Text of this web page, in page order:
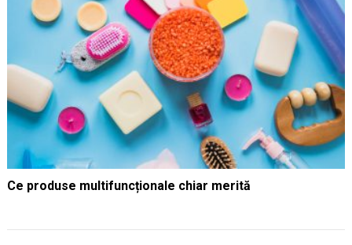
Ce produse multifuncționale chiar merită